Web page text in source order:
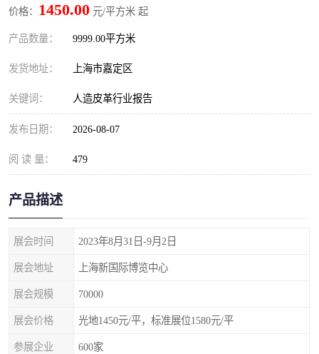
价格： 1450.00 元/平方米 起
产品数量： 9999.00平方米
发货地址： 上海市嘉定区
关键词： 人造皮革行业报告
发布日期： 2026-08-07
阅 读 量： 479
产品描述
展会时间 2023年8月31日-9月2日
展会地址 上海新国际博览中心
展会规模 70000
展会价格 光地1450元/平，标准展位1580元/平
参展企业 600家